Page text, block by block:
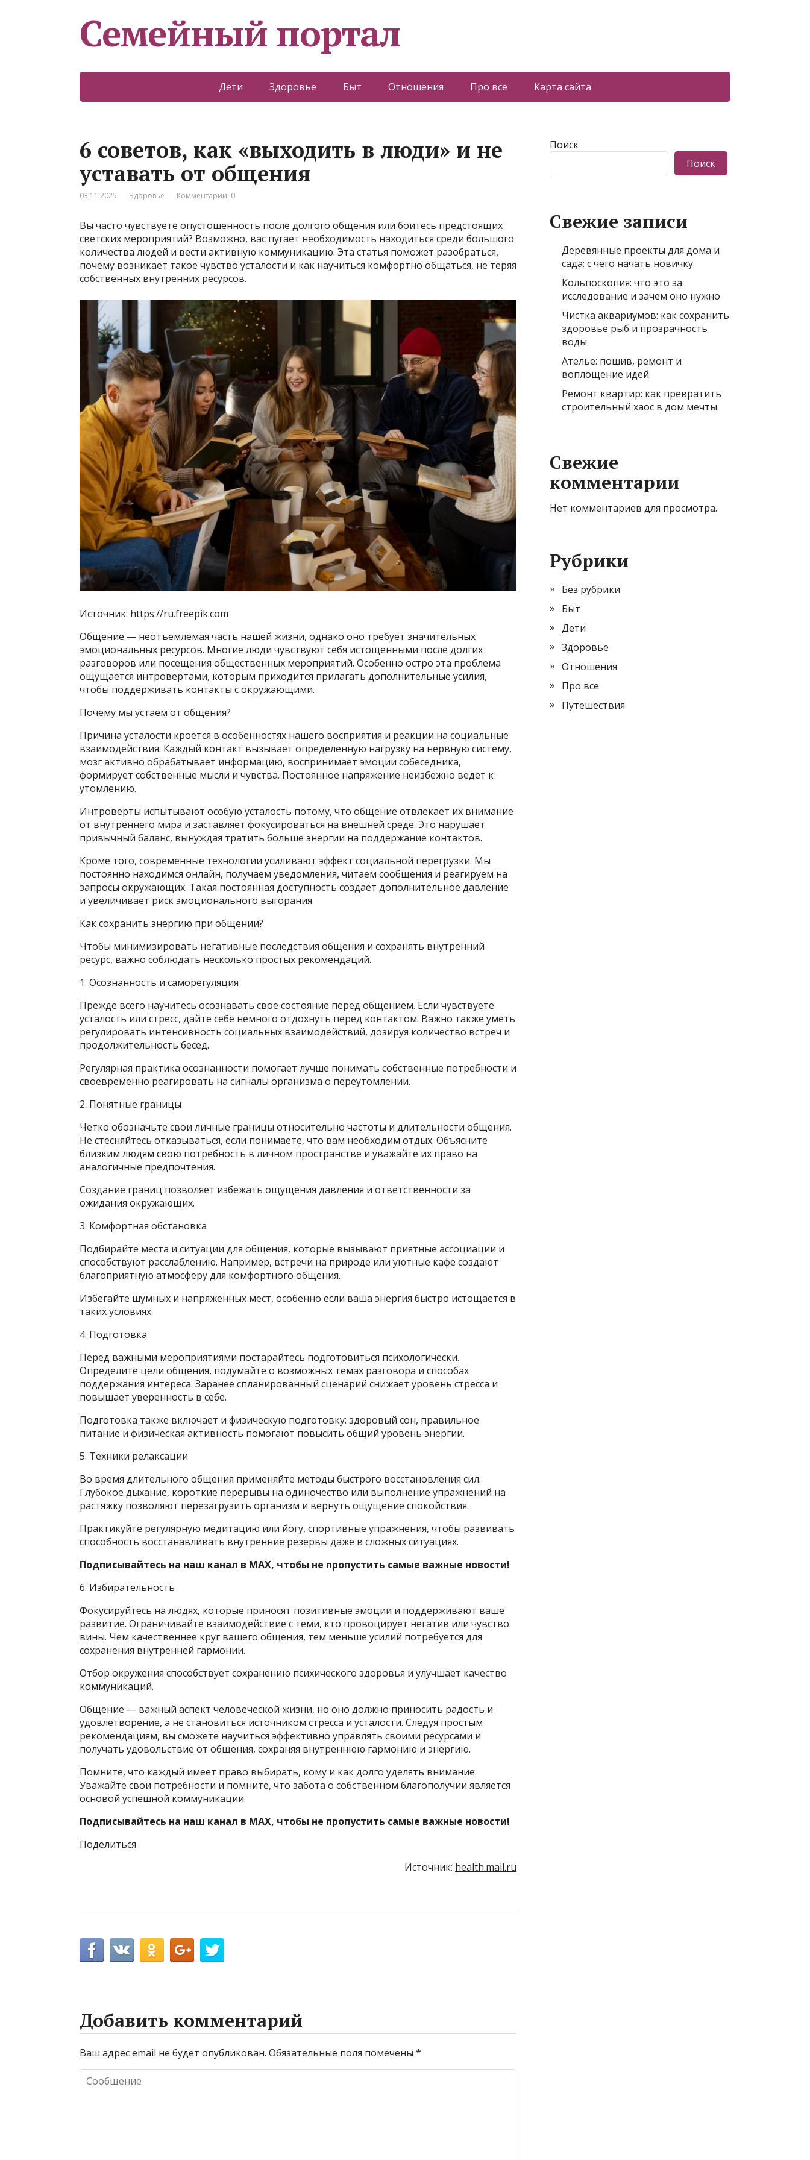
Семейный портал
Дети Здоровье Быт Отношения Про все Карта сайта
6 советов, как «выходить в люди» и не
уставать от общения
03.11.2025 Здоровье Комментарии: 0
Вы часто чувствуете опустошенность после долгого общения или боитесь предстоящих
светских мероприятий? Возможно, вас пугает необходимость находиться среди большого
количества людей и вести активную коммуникацию. Эта статья поможет разобраться,
почему возникает такое чувство усталости и как научиться комфортно общаться, не теряя
собственных внутренних ресурсов.
Источник: https://ru.freepik.com
Общение — неотъемлемая часть нашей жизни, однако оно требует значительных
эмоциональных ресурсов. Многие люди чувствуют себя истощенными после долгих
разговоров или посещения общественных мероприятий. Особенно остро эта проблема
ощущается интровертами, которым приходится прилагать дополнительные усилия,
чтобы поддерживать контакты с окружающими.
Почему мы устаем от общения?
Причина усталости кроется в особенностях нашего восприятия и реакции на социальные
взаимодействия. Каждый контакт вызывает определенную нагрузку на нервную систему,
мозг активно обрабатывает информацию, воспринимает эмоции собеседника,
формирует собственные мысли и чувства. Постоянное напряжение неизбежно ведет к
утомлению.
Интроверты испытывают особую усталость потому, что общение отвлекает их внимание
от внутреннего мира и заставляет фокусироваться на внешней среде. Это нарушает
привычный баланс, вынуждая тратить больше энергии на поддержание контактов.
Кроме того, современные технологии усиливают эффект социальной перегрузки. Мы
постоянно находимся онлайн, получаем уведомления, читаем сообщения и реагируем на
запросы окружающих. Такая постоянная доступность создает дополнительное давление
и увеличивает риск эмоционального выгорания.
Как сохранить энергию при общении?
Чтобы минимизировать негативные последствия общения и сохранять внутренний
ресурс, важно соблюдать несколько простых рекомендаций.
1. Осознанность и саморегуляция
Прежде всего научитесь осознавать свое состояние перед общением. Если чувствуете
усталость или стресс, дайте себе немного отдохнуть перед контактом. Важно также уметь
регулировать интенсивность социальных взаимодействий, дозируя количество встреч и
продолжительность бесед.
Регулярная практика осознанности помогает лучше понимать собственные потребности и
своевременно реагировать на сигналы организма о переутомлении.
2. Понятные границы
Четко обозначьте свои личные границы относительно частоты и длительности общения.
Не стесняйтесь отказываться, если понимаете, что вам необходим отдых. Объясните
близким людям свою потребность в личном пространстве и уважайте их право на
аналогичные предпочтения.
Создание границ позволяет избежать ощущения давления и ответственности за
ожидания окружающих.
3. Комфортная обстановка
Подбирайте места и ситуации для общения, которые вызывают приятные ассоциации и
способствуют расслаблению. Например, встречи на природе или уютные кафе создают
благоприятную атмосферу для комфортного общения.
Избегайте шумных и напряженных мест, особенно если ваша энергия быстро истощается в
таких условиях.
4. Подготовка
Перед важными мероприятиями постарайтесь подготовиться психологически.
Определите цели общения, подумайте о возможных темах разговора и способах
поддержания интереса. Заранее спланированный сценарий снижает уровень стресса и
повышает уверенность в себе.
Подготовка также включает и физическую подготовку: здоровый сон, правильное
питание и физическая активность помогают повысить общий уровень энергии.
5. Техники релаксации
Во время длительного общения применяйте методы быстрого восстановления сил.
Глубокое дыхание, короткие перерывы на одиночество или выполнение упражнений на
растяжку позволяют перезагрузить организм и вернуть ощущение спокойствия.
Практикуйте регулярную медитацию или йогу, спортивные упражнения, чтобы развивать
способность восстанавливать внутренние резервы даже в сложных ситуациях.
Подписывайтесь на наш канал в MAX, чтобы не пропустить самые важные новости!
6. Избирательность
Фокусируйтесь на людях, которые приносят позитивные эмоции и поддерживают ваше
развитие. Ограничивайте взаимодействие с теми, кто провоцирует негатив или чувство
вины. Чем качественнее круг вашего общения, тем меньше усилий потребуется для
сохранения внутренней гармонии.
Отбор окружения способствует сохранению психического здоровья и улучшает качество
коммуникаций.
Общение — важный аспект человеческой жизни, но оно должно приносить радость и
удовлетворение, а не становиться источником стресса и усталости. Следуя простым
рекомендациям, вы сможете научиться эффективно управлять своими ресурсами и
получать удовольствие от общения, сохраняя внутреннюю гармонию и энергию.
Помните, что каждый имеет право выбирать, кому и как долго уделять внимание.
Уважайте свои потребности и помните, что забота о собственном благополучии является
основой успешной коммуникации.
Подписывайтесь на наш канал в MAX, чтобы не пропустить самые важные новости!
Поделиться
Источник: health.mail.ru
Добавить комментарий
Ваш адрес email не будет опубликован. Обязательные поля помечены *
Поиск
Поиск
Свежие записи
Деревянные проекты для дома и
сада: с чего начать новичку
Кольпоскопия: что это за
исследование и зачем оно нужно
Чистка аквариумов: как сохранить
здоровье рыб и прозрачность
воды
Ателье: пошив, ремонт и
воплощение идей
Ремонт квартир: как превратить
строительный хаос в дом мечты
Свежие
комментарии
Нет комментариев для просмотра.
Рубрики
Без рубрики
Быт
Дети
Здоровье
Отношения
Про все
Путешествия